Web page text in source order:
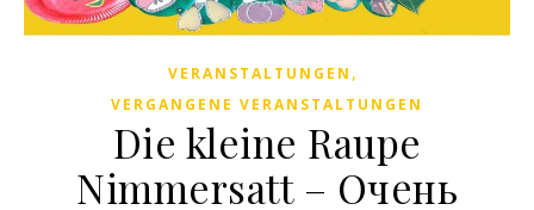
VERANSTALTUNGEN ,
VERGANGENE VERANSTALTUNGEN
Die kleine Raupe
Nimmersatt – Очень